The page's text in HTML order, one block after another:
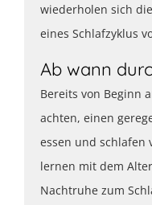
wiederholen sich
eines Schlafzyklus
Ab wann
Bereits von Beginn
achten, einen
essen und schlafen
lernen mit dem
Nachtruhe zum